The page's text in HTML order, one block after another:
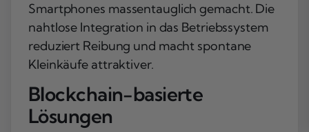
Smartphones massentauglich gemacht. Die
nahtlose Integration in das Betriebssystem
reduziert Reibung und macht spontane
Kleinkäufe attraktiver.
Blockchain-basierte
Lösungen